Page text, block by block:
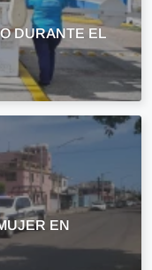
DURANTE EL
EN